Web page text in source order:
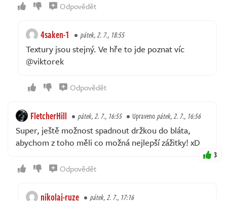
Odpovědět
4saken-1 pátek, 2. 7., 18:55
Textury jsou stejný. Ve hře to jde poznat víc
@viktorek
Odpovědět
FletcherHill pátek, 2. 7., 16:55 Upravenopátek, 2. 7., 16:56
Super, ještě možnost spadnout držkou do bláta,
abychom z toho měli co možná nejlepší zážitky! xD
3
Odpovědět
nikolaj-ruze pátek, 2. 7., 17:16